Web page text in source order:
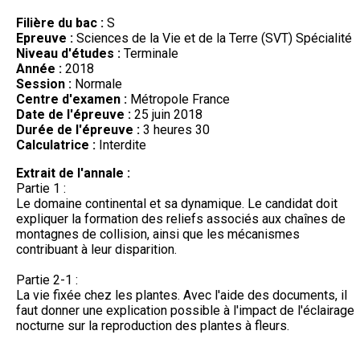
Filière du bac : S
Epreuve : Sciences de la Vie et de la Terre (SVT) Spécialité
Niveau d'études : Terminale
Année : 2018
Session : Normale
Centre d'examen : Métropole France
Date de l'épreuve : 25 juin 2018
Durée de l'épreuve : 3 heures 30
Calculatrice : Interdite
Extrait de l'annale :
Partie 1 :
Le domaine continental et sa dynamique. Le candidat doit
expliquer la formation des reliefs associés aux chaînes de
montagnes de collision, ainsi que les mécanismes
contribuant à leur disparition.
Partie 2-1 :
La vie fixée chez les plantes. Avec l'aide des documents, il
faut donner une explication possible à l'impact de l'éclairage
nocturne sur la reproduction des plantes à fleurs.